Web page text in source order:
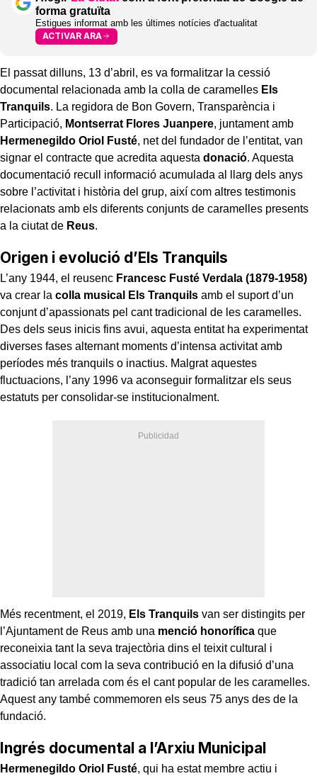
forma gratuïta
Estigues informat amb les últimes notícies d'actualitat
ACTIVAR ARA
El passat dilluns, 13 d’abril, es va formalitzar la cessió
documental relacionada amb la colla de caramelles Els
Tranquils. La regidora de Bon Govern, Transparència i
Participació, Montserrat Flores Juanpere, juntament amb
Hermenegildo Oriol Fusté, net del fundador de l’entitat, van
signar el contracte que acredita aquesta donació. Aquesta
documentació recull informació acumulada al llarg dels anys
sobre l’activitat i història del grup, així com altres testimonis
relacionats amb els diferents conjunts de caramelles presents
a la ciutat de Reus.
Origen i evolució d’Els Tranquils
L’any 1944, el reusenc Francesc Fusté Verdala (1879-1958)
va crear la colla musical Els Tranquils amb el suport d’un
conjunt d’apassionats pel cant tradicional de les caramelles.
Des dels seus inicis fins avui, aquesta entitat ha experimentat
diverses fases alternant moments d’intensa activitat amb
períodes més tranquils o inactius. Malgrat aquestes
fluctuacions, l’any 1996 va aconseguir formalitzar els seus
estatuts per consolidar-se institucionalment.
Més recentment, el 2019, Els Tranquils van ser distingits per
l’Ajuntament de Reus amb una menció honorífica que
reconeixia tant la seva trajectòria dins el teixit cultural i
associatiu local com la seva contribució en la difusió d’una
tradició tan arrelada com és el cant popular de les caramelles.
Aquest any també commemoren els seus 75 anys des de la
fundació.
Ingrés documental a l’Arxiu Municipal
Hermenegildo Oriol Fusté, qui ha estat membre actiu i